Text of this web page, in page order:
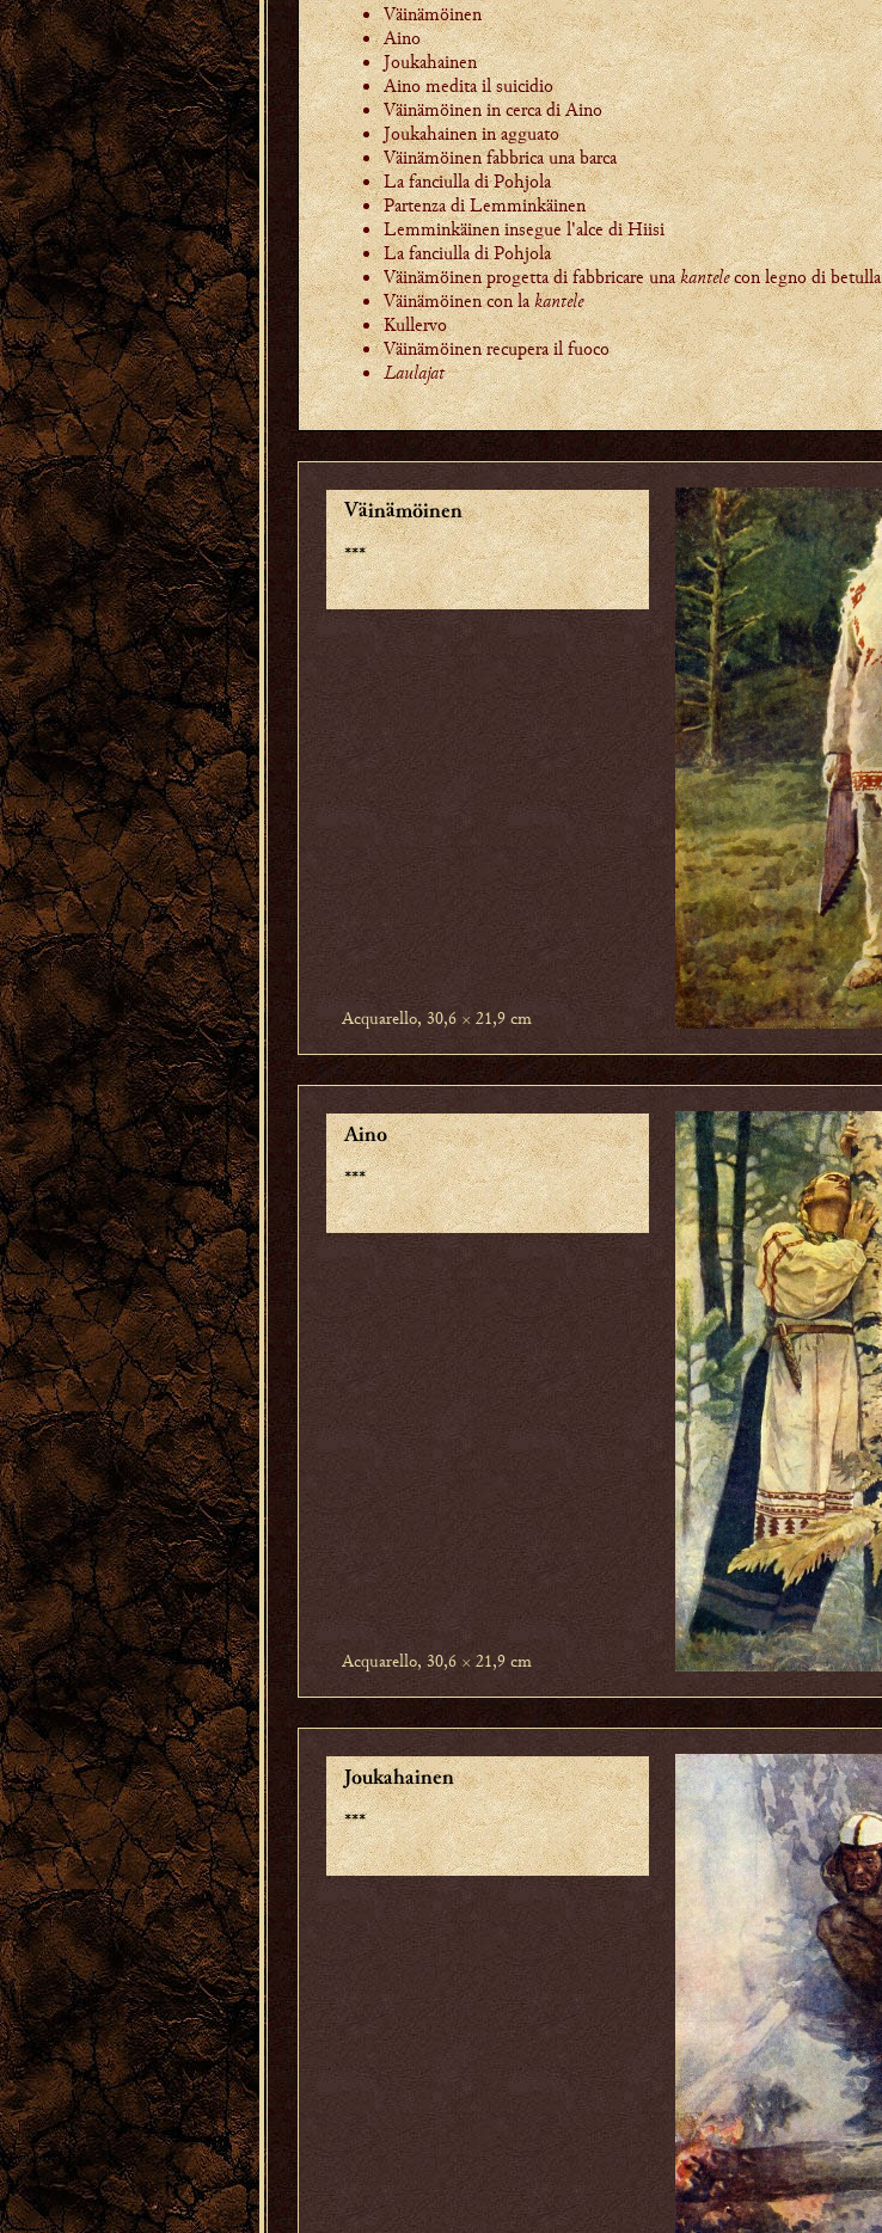
Väinämöinen
Aino
Joukahainen
Aino medita il suicidio
Väinämöinen in cerca di Aino
Joukahainen in agguato
Väinämöinen fabbrica una barca
La fanciulla di Pohjola
Partenza di Lemminkäinen
Lemminkäinen insegue l'alce di Hiisi
La fanciulla di Pohjola
Väinämöinen progetta di fabbricare unakantelecon legno di betulla
Väinämöinen con lakantele
Kullervo
Väinämöinen recupera il fuoco
Laulajat
Väinämöinen
***
Acquarello, 30,6 × 21,9 cm
Aino
***
Acquarello, 30,6 × 21,9 cm
Joukahainen
***